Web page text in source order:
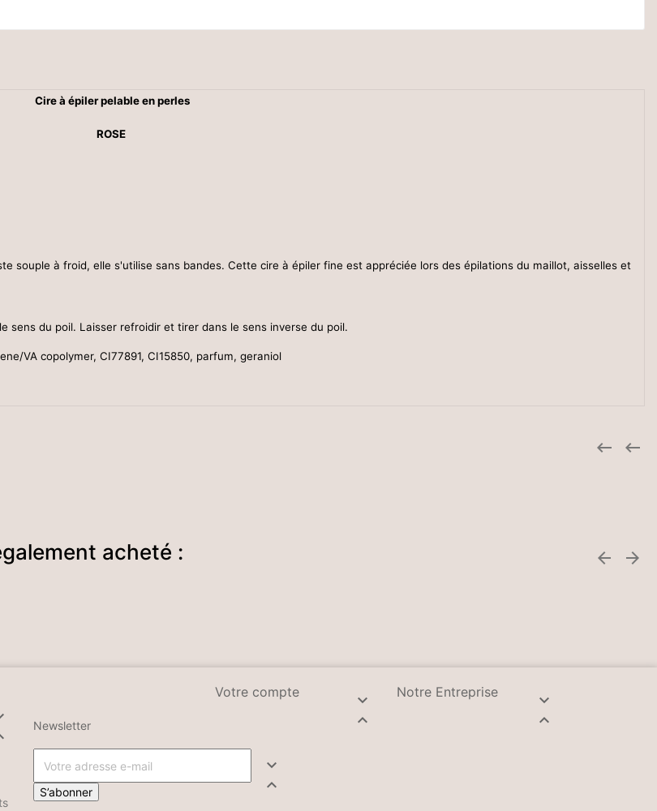
Cire à épiler pelable en perles
ROSE
souple à froid, elle s'utilise sans bandes. Cette cire à épiler fine est appréciée lors des épilations du maillot, aisselles et
sens du poil. Laisser refroidir et tirer dans le sens inverse du poil.
VA copolymer, CI77891, CI15850, parfum, geraniol
 
acheté :  
Votre compte


Notre Entreprise


Newsletter


S’abonner